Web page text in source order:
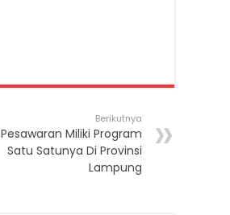
Berikutnya
Pesawaran Miliki Program
Satu Satunya Di Provinsi
Lampung